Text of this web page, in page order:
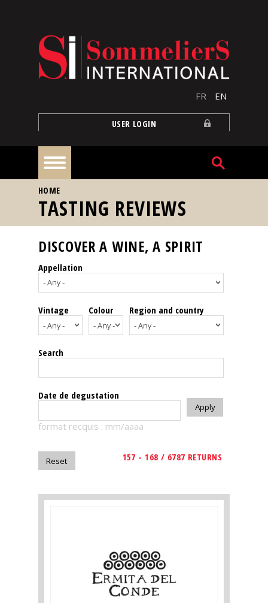
FR EN
USER LOGIN
Home
Our
events
Spirits
Tasting
reviews
The
magazine
Magazine
YOU ARE HERE
HOME
TASTING REVIEWS
DISCOVER A WINE, A SPIRIT
Appellation
Vintage Colour Region and country
Search
Date de degustation
format recquis : mm/aaaa
157 - 168 / 6787 RETURNS